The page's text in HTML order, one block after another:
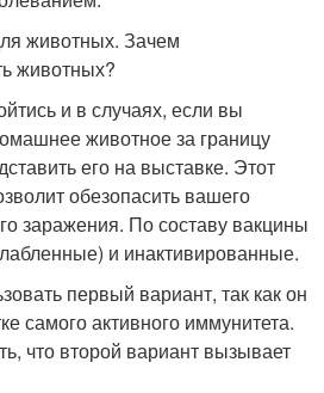
и в случаях, если вы
животное за границу
его на выставке. Этот
обезопасить вашего
заражения. По составу вакцины
и инактивированные.
первый вариант, так как он
самого активного иммунитета.
что второй вариант вызывает